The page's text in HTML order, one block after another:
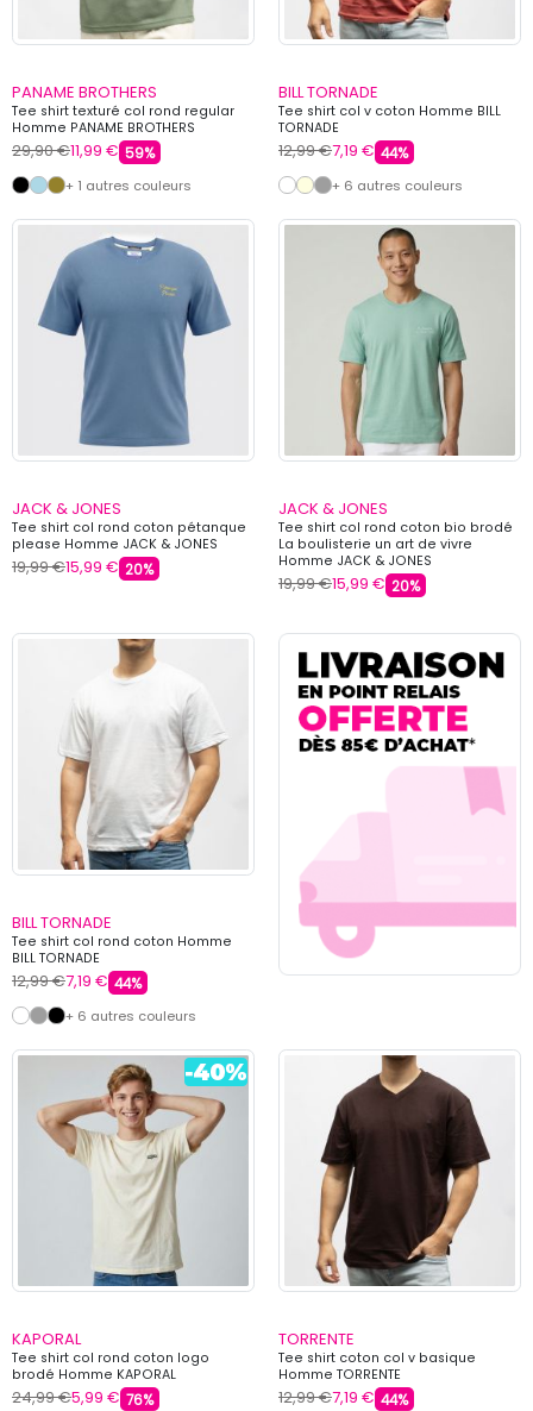
PANAME BROTHERS
Tee shirt texturé col rond regular
Homme PANAME BROTHERS
29,90 €11,99 € 59%
+ 1 autres couleurs
BILL TORNADE
Tee shirt col v coton Homme BILL
TORNADE
12,99 €7,19 € 44%
+ 6 autres couleurs
JACK & JONES
Tee shirt col rond coton pétanque
please Homme JACK & JONES
19,99 €15,99 € 20%
JACK & JONES
Tee shirt col rond coton bio brodé
La boulisterie un art de vivre
Homme JACK & JONES
19,99 €15,99 € 20%
BILL TORNADE
Tee shirt col rond coton Homme
BILL TORNADE
12,99 €7,19 € 44%
+ 6 autres couleurs
KAPORAL
Tee shirt col rond coton logo
brodé Homme KAPORAL
24,99 €5,99 € 76%
TORRENTE
Tee shirt coton col v basique
Homme TORRENTE
12,99 €7,19 € 44%